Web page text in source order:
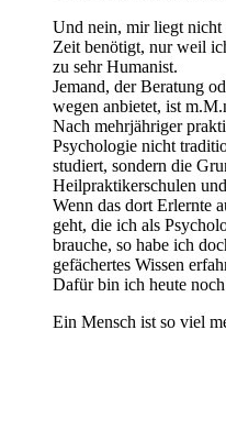
Und nein, mir liegt nicht
Zeit benötigt, nur weil
zu sehr Humanist.
Jemand, der Beratung
wegen anbietet, ist
Nach mehrjähriger
Psychologie nicht
studiert, sondern die
Heilpraktikerschulen
Wenn das dort Erlernte
geht, die ich als
brauche, so habe ich
gefächertes Wissen
Dafür bin ich heute
Ein Mensch ist so viel